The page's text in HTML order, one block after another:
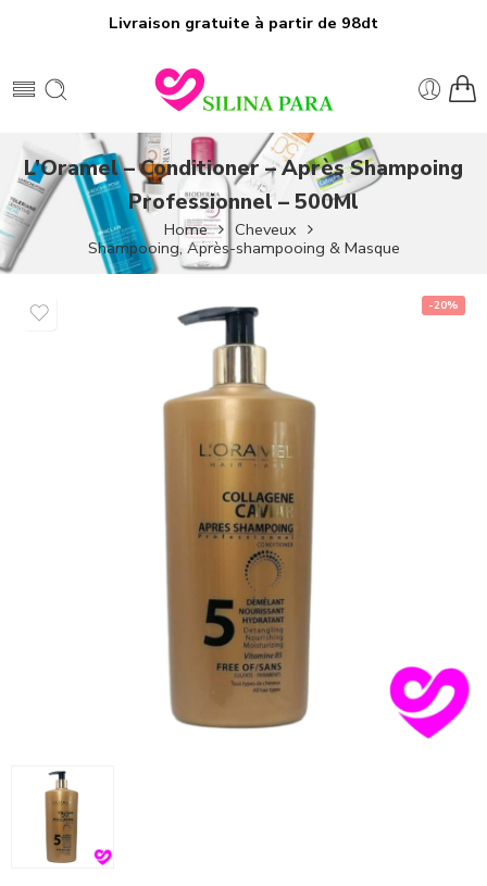
Livraison gratuite à partir de 98dt
L’Oramel – Conditioner – Après Shampoing
Professionnel – 500Ml
Home
Cheveux
Shampooing, Après-shampooing & Masque
-20%